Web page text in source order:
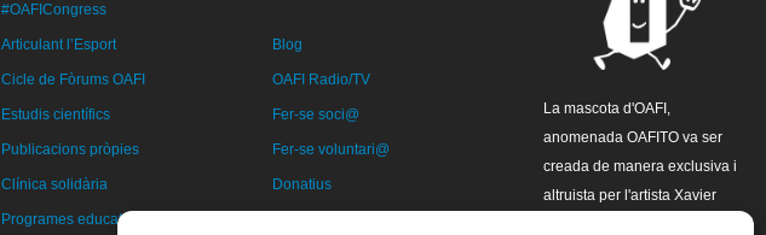
#OAFICongress
Articulant l’Esport
Cicle de Fòrums OAFI
Estudis científics
Publicacions pròpies
Clínica solidària
Programes educatius
Blog
OAFI Radio/TV
Fer-se soci@
Fer-se voluntari@
Donatius
La mascota d'OAFI,
anomenada OAFITO va ser
creada de manera exclusiva i
altruista per l'artista Xavier